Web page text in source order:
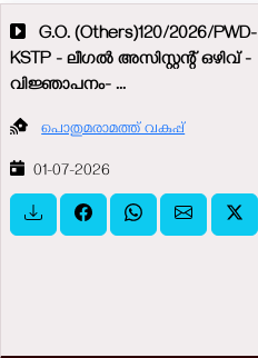
G.O. (Others)120/2026/PWD-
KSTP - ലീഗൽ അസിസ്റ്റന്റ് ഒഴിവ് -
വിജ്ഞാപനം- ...
പൊതുമരാമത്ത് വകുപ്പ്
01-07-2026